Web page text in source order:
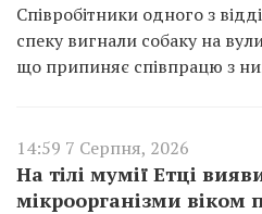
Співробітники одного з
спеку вигнали собаку на
що припиняє співпрацю з
14:59 7 Серпня, 2026
На тілі мумії Етці
мікроорганізми віком